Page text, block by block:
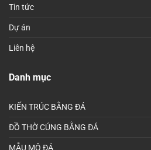
Tin tức
Dự án
Liên hệ
Danh mục
KIẾN TRÚC BẰNG ĐÁ
ĐỒ THỜ CÚNG BẰNG ĐÁ
MẪU MỘ ĐÁ